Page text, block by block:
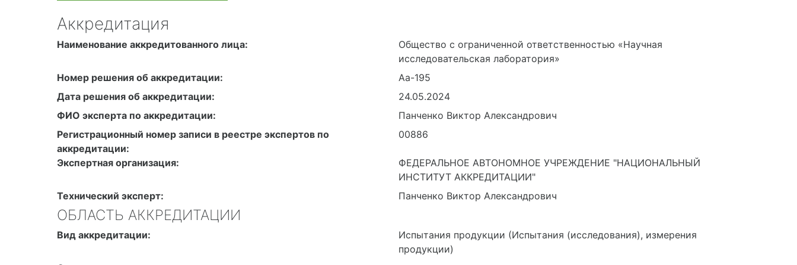
Аккредитация
Наименование аккредитованного лица:
Общество с ограниченной ответственностью «Научная
исследовательская лаборатория»
Номер решения об аккредитации:
Аа-195
Дата решения об аккредитации:
24.05.2024
ФИО эксперта по аккредитации:
Панченко Виктор Александрович
Регистрационный номер записи в реестре экспертов по
аккредитации:
00886
Экспертная организация:
ФЕДЕРАЛЬНОЕ АВТОНОМНОЕ УЧРЕЖДЕНИЕ "НАЦИОНАЛЬНЫЙ
ИНСТИТУТ АККРЕДИТАЦИИ"
Технический эксперт:
Панченко Виктор Александрович
ОБЛАСТЬ АККРЕДИТАЦИИ
Вид аккредитации:
Испытания продукции (Испытания (исследования), измерения
продукции)